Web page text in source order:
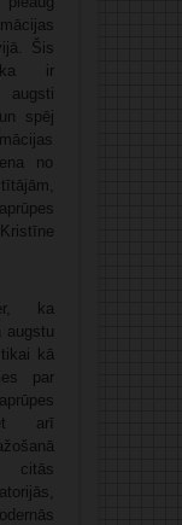
Šis
ka ir
spēj
no
ka
augstu
kā
par
arī
citās